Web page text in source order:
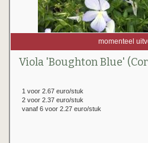
momenteel
Viola 'Boughton Blue'
1 voor 2.67 euro/stuk
2 voor 2.37 euro/stuk
vanaf 6 voor 2.27 euro/stuk